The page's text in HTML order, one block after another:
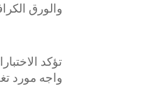
والورق
تؤكد
واجه مورد